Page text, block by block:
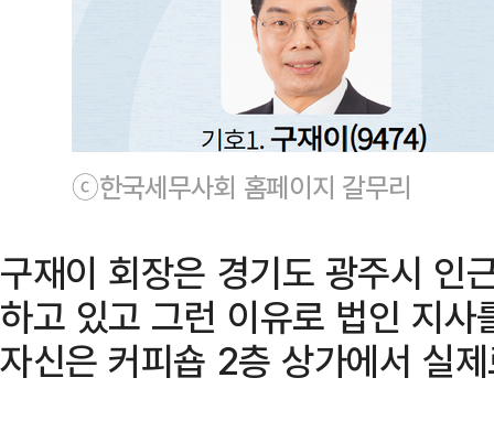
ⓒ한국세무사회 홈페이지 갈무리
구재이 회장은 경기도 광주시 인
하고 있고 그런 이유로 법인 지
자신은 커피숍 2층 상가에서 실